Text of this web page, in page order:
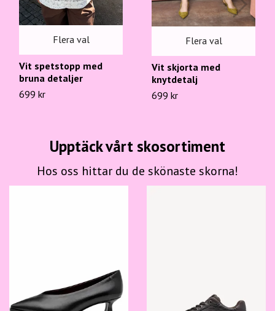
Flera val
Vit spetstopp med
bruna detaljer
699 kr
Flera val
Vit skjorta med
knytdetalj
699 kr
Upptäck vårt skosortiment
Hos oss hittar du de skönaste skorna!